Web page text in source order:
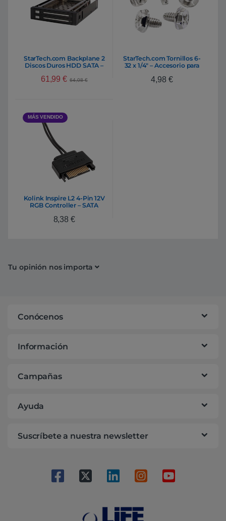
StarTech.com Backplane 2
Discos Duros HDD SATA –
61,99€ 64,08€
StarTech.com Tornillos 6-
32 x 1/4″ – Accesorio para
4,98 €
MÁS VENDIDO
Kolink Inspire L2 4-Pin 12V
RGB Controller – SATA
8,38 €
Tu opinión nos importa
Conócenos
Información
Campañas
Ayuda
Suscríbete a nuestra newsletter